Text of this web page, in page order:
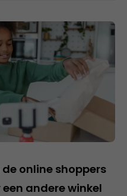
online shoppers
andere winkel